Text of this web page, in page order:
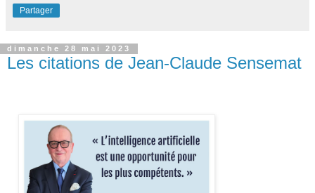
Partager
dimanche 28 mai 2023
Les citations de Jean-Claude Sensemat